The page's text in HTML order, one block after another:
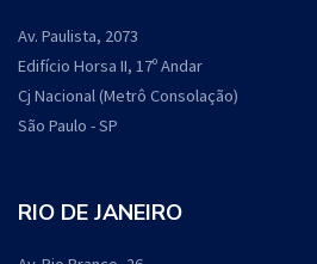
Av. Paulista, 2073
Edifício Horsa II, 17º Andar
Cj Nacional (Metrô Consolação)
São Paulo - SP
RIO DE JANEIRO